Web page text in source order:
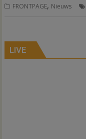
FRONTPAGE, Nieuws
LIVE